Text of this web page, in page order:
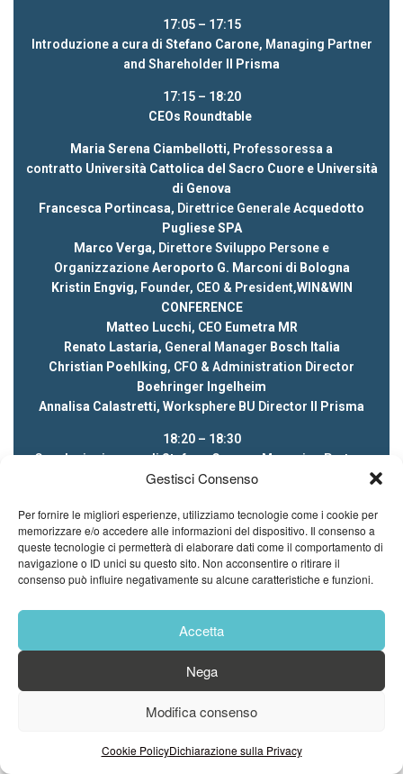
Gestisci Consenso
Per fornire le migliori esperienze, utilizziamo tecnologie come i cookie per
memorizzare e/o accedere alle informazioni del dispositivo. Il consenso a
queste tecnologie ci permetterà di elaborare dati come il comportamento di
navigazione o ID unici su questo sito. Non acconsentire o ritirare il
consenso può influire negativamente su alcune caratteristiche e funzioni.
Accetta
Nega
Modifica consenso
Cookie PolicyDichiarazione sulla Privacy
17:05 – 17:15
Introduzione a cura di Stefano Carone, Managing Partner
and Shareholder Il Prisma
17:15 – 18:20
CEOs Roundtable
Maria Serena Ciambellotti, Professoressa a
contratto Università Cattolica del Sacro Cuore e Università
di Genova
Francesca Portincasa, Direttrice GeneraleAcquedotto
Pugliese SPA
Marco Verga, Direttore Sviluppo Persone e
OrganizzazioneAeroporto G. Marconi di Bologna
Kristin Engvig, Founder, CEO & President,WIN&WIN
CONFERENCE
Matteo Lucchi, CEO Eumetra MR
Renato Lastaria, General Manager Bosch Italia
Christian Poehlking, CFO & Administration Director
Boehringer Ingelheim
Annalisa Calastretti, Worksphere BU Director Il Prisma
18:20 – 18:30
Conclusioni a cura diStefano Carone,Managing Partner
and ShareholderIl Prisma
18.30
Fine dei lavori e Brindisi finale
Erano presenti, tra gli altri:
LUCONI & C. |SCAI Partners| 36Brains |Gruppo-IES| Durante